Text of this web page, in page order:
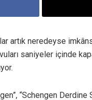
artık neredeyse
saniyeler içinde
“Schengen